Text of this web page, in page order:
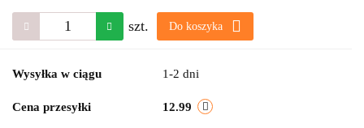
szt. Do koszyka
Wysyłka w ciągu 1-2 dni
Cena przesyłki 12.99